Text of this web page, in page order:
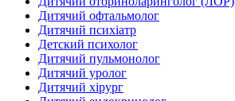
Дитячий офтальмолог
Дитячий психіатр
Детский психолог
Дитячий пульмонолог
Дитячий уролог
Дитячий хірург